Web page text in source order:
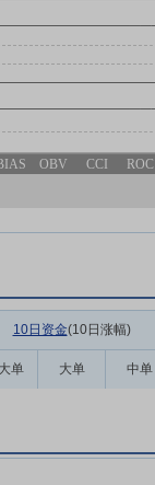
OBV CCI ROC
10日资金(10日涨幅)
单 大单 中单